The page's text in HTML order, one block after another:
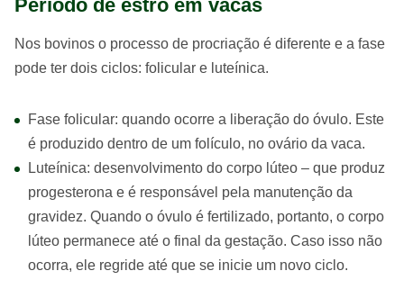
Período de estro em vacas
Nos bovinos o processo de procriação é diferente e a fase
pode ter dois ciclos: folicular e luteínica.
Fase folicular: quando ocorre a liberação do óvulo. Este
é produzido dentro de um folículo, no ovário da vaca.
Luteínica: desenvolvimento do corpo lúteo – que produz
progesterona e é responsável pela manutenção da
gravidez. Quando o óvulo é fertilizado, portanto, o corpo
lúteo permanece até o final da gestação. Caso isso não
ocorra, ele regride até que se inicie um novo ciclo.